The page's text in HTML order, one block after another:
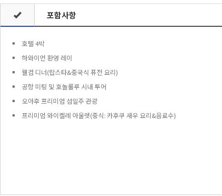
포함사항
호텔 4박
하와이언 환영 레이
웰컴 디너(랍스타&중국식 퓨전 요리)
공항 미팅 및 호놀룰루 시내 투어
오아후 프리미엄 섬일주 관광
프리미엄 와이켈레 아울렛(중식: 카후쿠 새우 요리&음료수)